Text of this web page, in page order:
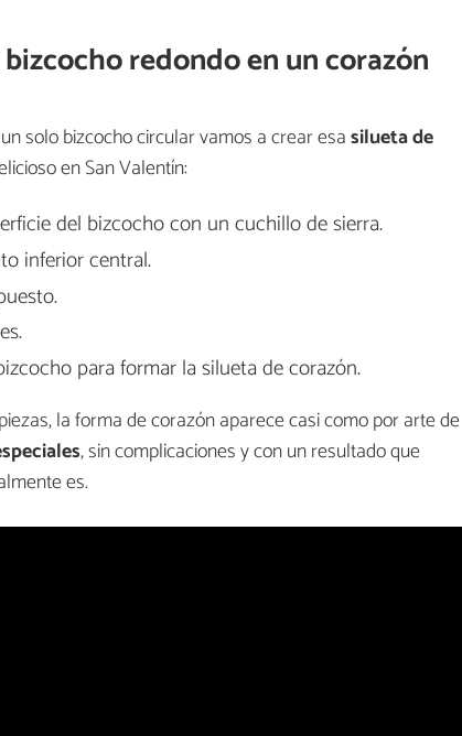
redondo en un corazón
solo bizcocho circular vamos a crear esasilueta de
en San Valentín:
del bizcocho con un cuchillo de sierra.
inferior central.
para formar la silueta de corazón.
la forma de corazón aparece casi como por arte de
, sin complicaciones y con un resultado que
es.